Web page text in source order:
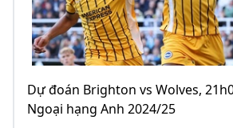
Dự đoán Brighton vs Wolves,
Ngoại hạng Anh 2024/25